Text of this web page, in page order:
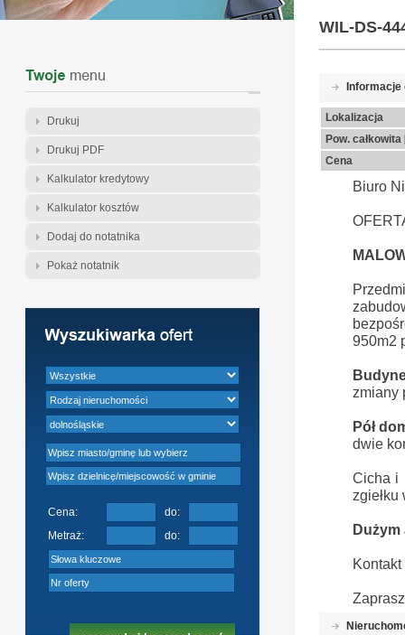
Drukuj
Drukuj PDF
Kalkulator kredytowy
Kalkulator kosztów
Dodaj do notatnika
Pokaż notatnik
Cena:
do:
Metraż:
do:
WIL-DS-
Informacje
Lokalizacja
Pow.
Cena
Biuro
950m2
zmiany
Pół
dwie
Cicha i
Dużym